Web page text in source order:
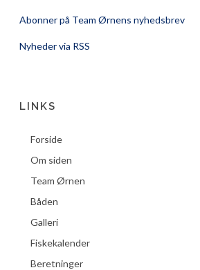
Abonner på Team Ørnens nyhedsbrev
Nyheder via RSS
LINKS
Forside
Om siden
Team Ørnen
Båden
Galleri
Fiskekalender
Beretninger